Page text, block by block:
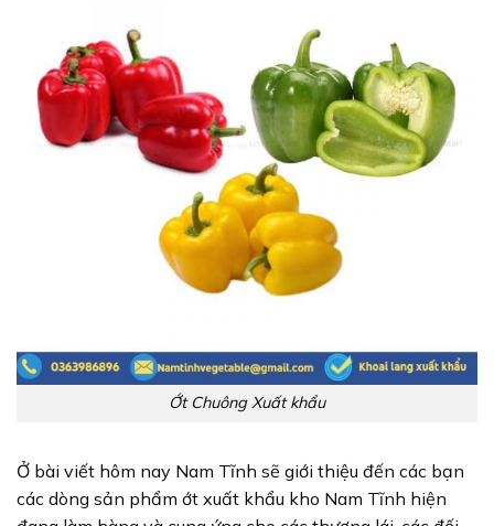
Ớt Chuông Xuất khẩu
Ở bài viết hôm nay Nam Tĩnh sẽ giới thiệu đến các bạn
các dòng sản phẩm ớt xuất khẩu kho Nam Tĩnh hiện